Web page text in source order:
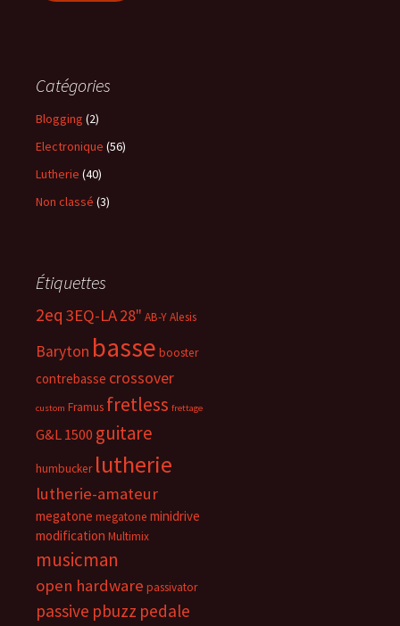
Catégories
Blogging (2)
Electronique (56)
Lutherie (40)
Non classé (3)
Étiquettes
2eq 3EQ-LA28" AB-YAlesis
Baryton basse booster
contrebasse crossover
custom Framus fretless frettage
G&L 1500 guitare
humbucker lutherie
lutherie-amateur
megatone megatone minidrive
modification Multimix
musicman
open hardware passivator
passive pbuzz pedale